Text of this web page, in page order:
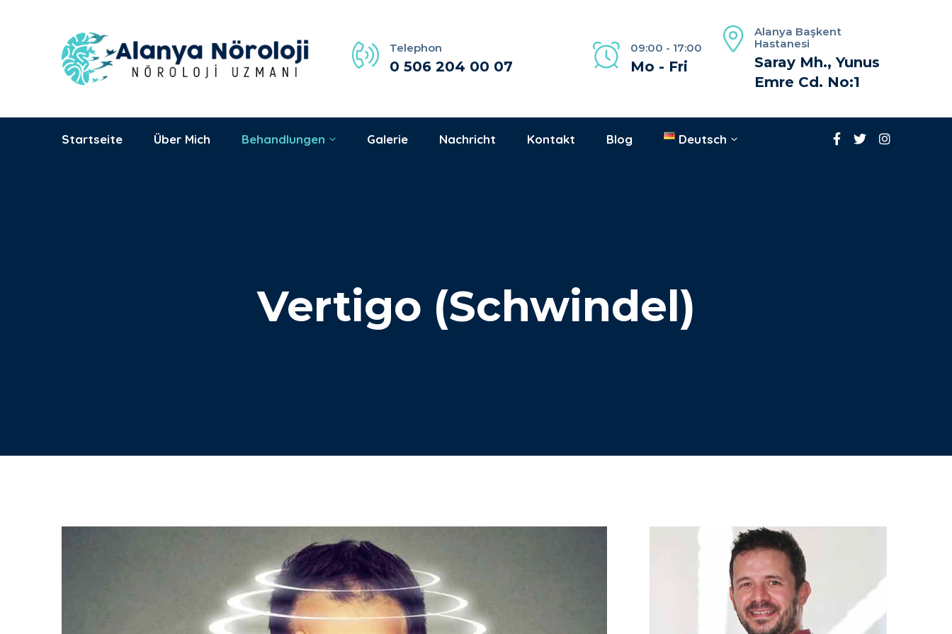
09:00 - 17:00
Mo - Fri
Hastanesi
Saray Mh., Yunus
Emre Cd. No:1
Telephon
0 506 204 00 07
09:00 - 17:00
Mo - Fri
Alanya Başkent
Hastanesi
Saray Mh., Yunus
Emre Cd. No:1
Startseite Über Mich Behandlungen Galerie Nachricht Kontakt Blog Deutsch
Vertigo (Schwindel)